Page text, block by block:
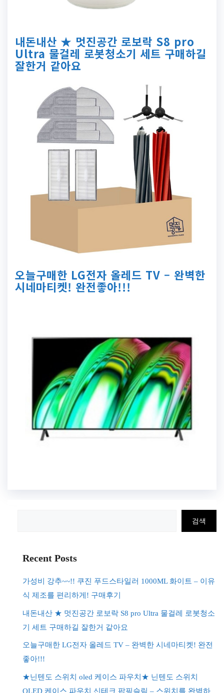
내돈내산 ★ 멋진공간 로보락 S8 pro
Ultra 물걸레 로봇청소기 세트 구매하길
잘한거 같아요
오늘구매한 LG전자 올레드 TV – 완벽한
시네마티켓! 완전좋아!!!
검색
Recent Posts
가성비 강추~~!! 쿠진 푸드스타일러 1000ML 화이트 – 이유
식 제조를 편리하게! 구매후기
내돈내산 ★ 멋진공간 로보락 S8 pro Ultra 물걸레 로봇청소
기 세트 구매하길 잘한거 같아요
오늘구매한 LG전자 올레드 TV – 완벽한 시네마티켓! 완전
좋아!!!
★닌텐도 스위치 oled 케이스 파우치★ 닌텐도 스위치
OLED 케이스 파우치 신테크 팝핑슬림 – 스위치를 완벽하